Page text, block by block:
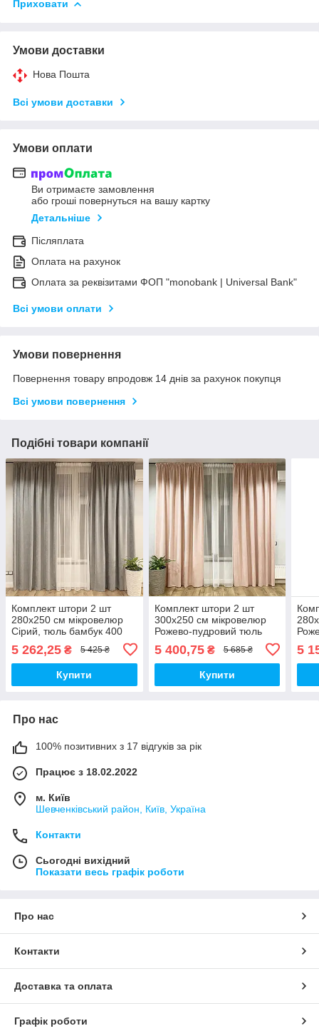
Приховати
Умови доставки
Нова Пошта
Всі умови доставки
Умови оплати
Ви отримаєте замовлення
або гроші повернуться на вашу картку
Детальніше
Післяплата
Оплата на рахунок
Оплата за реквізитами ФОП "monobank | Universal Bank"
Всі умови оплати
Умови повернення
Повернення товару впродовж 14 днів за рахунок покупця
Всі умови повернення
Подібні товари компанії
Комплект штори 2 шт
280х250 см мікровелюр
Сірий, тюль бамбук 400
5 262,25 ₴ 5 425 ₴
Купити
Комплект штори 2 шт
300х250 см мікровелюр
Рожево-пудровий тюль
білий
5 400,75₴ 5 685 ₴
Купити
5
Про нас
100% позитивних з 17 відгуків за рік
Працює з 18.02.2022
м. Київ
Шевченківський район, Київ, Україна
Контакти
Сьогодні вихідний
Показати весь графік роботи
Про нас
Контакти
Доставка та оплата
Графік роботи